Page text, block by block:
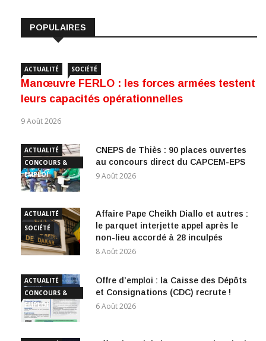
POPULAIRES
ACTUALITÉ SOCIÉTÉ
Manœuvre FERLO : les forces armées testent
leurs capacités opérationnelles
9 Août 2026
ACTUALITÉ
CONCOURS &
EMPLOI
CNEPS de Thiès : 90 places ouvertes
au concours direct du CAPCEM-EPS
9 Août 2026
ACTUALITÉ
SOCIÉTÉ
Affaire Pape Cheikh Diallo et autres :
le parquet interjette appel après le
non-lieu accordé à 28 inculpés
8 Août 2026
ACTUALITÉ
CONCOURS &
EMPLOI
Offre d’emploi : la Caisse des Dépôts
et Consignations (CDC) recrute !
6 Août 2026